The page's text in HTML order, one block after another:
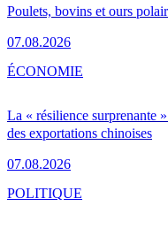
Poulets, bovins et ours
07.08.2026
La « résilience surprenante
des exportations chinoises
07.08.2026
ÉCONOMIE
POLITIQUE